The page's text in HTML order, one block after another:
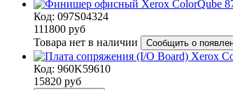
Код: 097S04324
111800 руб
Товара нет в наличии
Сообщить о
Код: 960K59610
15820 руб